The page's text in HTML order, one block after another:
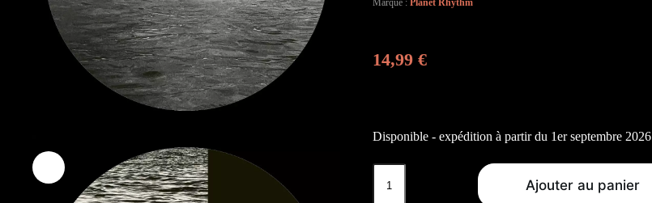
Marque : Planet Rhythm
14,99 €
Disponible - expédition à partir du 1er septembre 2026
quantité
Ajouter au panier